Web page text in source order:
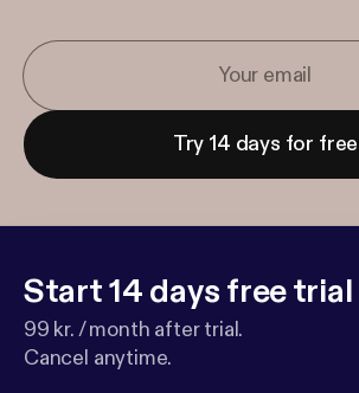
Try 14 days for free
Start 14 days free trial
99 kr. / month after trial.
Cancel anytime.